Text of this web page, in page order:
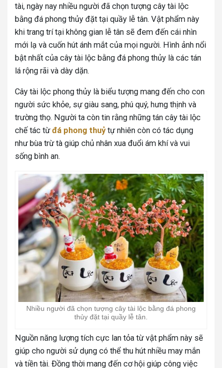
tài, ngày nay nhiều người đã chọn tượng cây tài lộc
bằng đá phong thủy đặt tại quầy lễ tân. Vật phẩm này
khi trang trí tại không gian lễ tân sẽ đem đến cái nhìn
mới lạ và cuốn hút ánh mắt của mọi người. Hình ảnh nổi
bật nhất của cây tài lộc bằng đá phong thủy là các tán
lá rộng rãi và dày dặn.
Cây tài lộc phong thủy là biểu tượng mang đến cho con
người sức khỏe, sự giàu sang, phú quý, hưng thịnh và
trường thọ. Người ta còn tin rằng những tán cây tài lộc
chế tác từđá phong thuỷtự nhiên còn có tác dụng
như bùa trừ tà giúp chủ nhân xua đuổi ám khí và vui
sống bình an.
Nhiều người đã chọn tượng cây tài lộc bằng đá phong
thủy đặt tại quầy lễ tân.
Nguồn năng lượng tích cực lan tỏa từ vật phẩm này sẽ
giúp cho người sử dụng có thể thu hút nhiều may mắn
và tiền tài. Đồng thời mang đến cơ hội giúp công việc